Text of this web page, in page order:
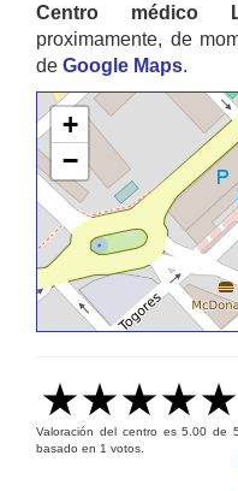
Centro médico
proximamente, de
de Google Maps.
+
−
Valoración del centro es5.00 de5
basado en 1 votos.